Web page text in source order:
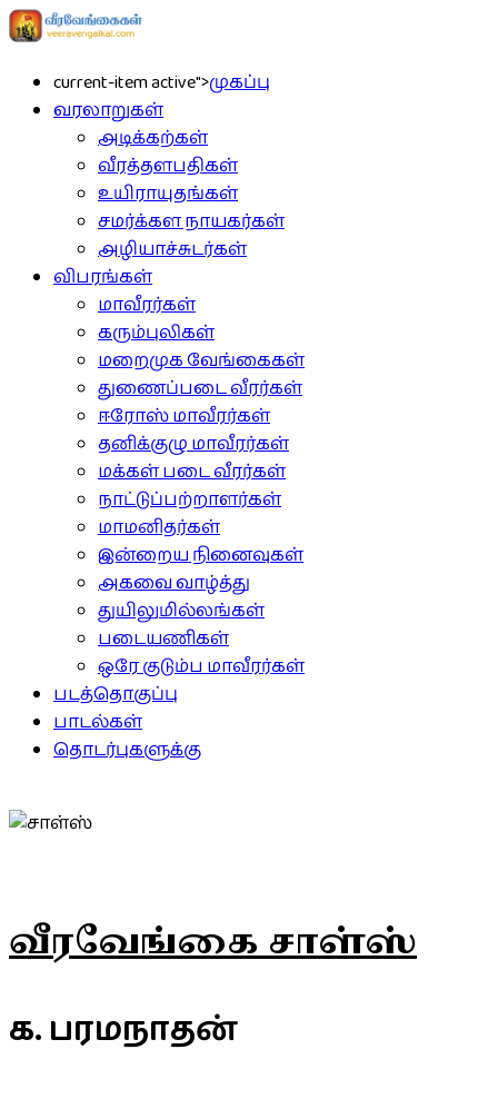
current-item active">முகப்பு
வரலாறுகள்
அடிக்கற்கள்
வீரத்தளபதிகள்
உயிராயுதங்கள்
சமர்க்கள நாயகர்கள்
அழியாச்சுடர்கள்
விபரங்கள்
மாவீரர்கள்
கரும்புலிகள்
மறைமுக வேங்கைகள்
துணைப்படை வீரர்கள்
ஈரோஸ் மாவீரர்கள்
தனிக்குழு மாவீரர்கள்
மக்கள் படை வீரர்கள்
நாட்டுப்பற்றாளர்கள்
மாமனிதர்கள்
இன்றைய நினைவுகள்
அகவை வாழ்த்து
துயிலுமில்லங்கள்
படையணிகள்
ஒரே குடும்ப மாவீரர்கள்
படத்தொகுப்பு
பாடல்கள்
தொடர்புகளுக்கு
வீரவேங்கை சாள்ஸ்
க. பரமநாதன்